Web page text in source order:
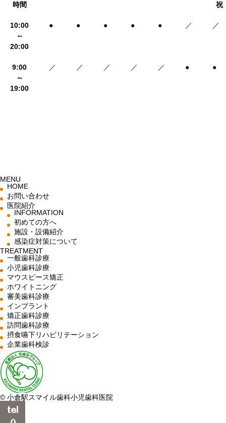
時間
祝
10:00
～
20:00
● ● ● ● ● ／ ／
9:00
～
19:00
／ ／ ／ ／ ／ ● ●
MENU
HOME
お問い合わせ
医院紹介
INFORMATION
初めての方へ
施設・設備紹介
感染症対策について
TREATMENT
一般歯科診療
小児歯科診療
マウスピース矯正
ホワイトニング
審美歯科診療
インプラント
矯正歯科診療
訪問歯科診療
摂食嚥下リハビリテーション
企業歯科検診
© 小倉駅スマイル歯科小児歯科医院